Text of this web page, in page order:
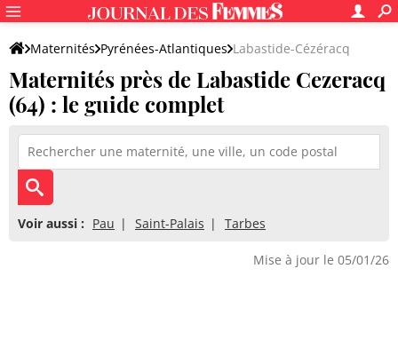
Maternités Pyrénées-Atlantiques Labastide-Cézéracq
Maternités près de Labastide Cezeracq
(64) : le guide complet
Voir aussi : Pau Saint-Palais Tarbes
Mise à jour le 05/01/26